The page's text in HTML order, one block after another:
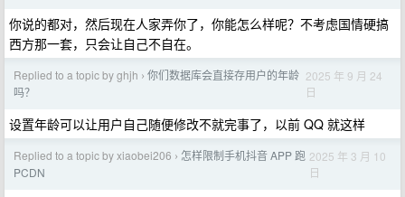
你说的都对，然后现在人家弄你了，你能怎么样呢？不考虑国情硬搞
西方那一套，只会让自己不自在。
Replied to a topic by ghjh › 你们数据库会直接存用户的年龄
吗？
2025 年 9 月 24
日
设置年龄可以让用户自己随便修改不就完事了，以前 QQ 就这样
Replied to a topic by xiaobei206 › 怎样限制手机抖音 APP 跑
PCDN
2025 年 3 月 10
日